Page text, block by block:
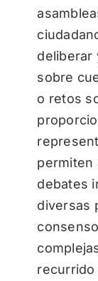
deliberar
sobre
o retos
permiten
debates
diversas
recurrido